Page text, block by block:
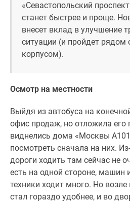
«Севастопольский
станет быстрее и проще.
внесет вклад в улучшение
ситуации (и пройдет рядом
корпусом).
Осмотр на местности
Выйдя из автобуса на
офис продаж, но отложила его
виднелись дома «Москвы
посмотреть сначала на них.
дороги ходить там сейчас не
есть на одной стороне, машин
техники ходит много. Но
стал гораздо удобнее, и во